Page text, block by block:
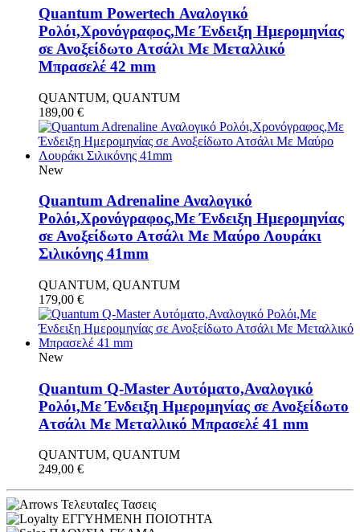
Quantum Powertech Αναλογικό
Ρολόι,Χρονόγραφος,Με Ένδειξη Ημερομηνίας
σε Ανοξείδωτο Ατσάλι Με Μεταλλικό
Μπρασελέ 42 mm
QUANTUM, QUANTUM
189,00 €
New
Quantum Adrenaline Αναλογικό
Ρολόι,Χρονόγραφος,Με Ένδειξη Ημερομηνίας
σε Ανοξείδωτο Ατσάλι Με Μαύρο Λουράκι
Σιλικόνης 41mm
QUANTUM, QUANTUM
179,00 €
New
Quantum Q-Master Aυτόματο,Αναλογικό
Ρολόι,Με Ένδειξη Ημερομηνίας σε Ανοξείδωτο
Ατσάλι Με Μεταλλικό Μπρασελέ 41 mm
QUANTUM, QUANTUM
249,00 €
ΤελευταΙες Τασεις
ΕΓΓΥΗΜΕΝΗ ΠΟΙΟΤΗΤΑ